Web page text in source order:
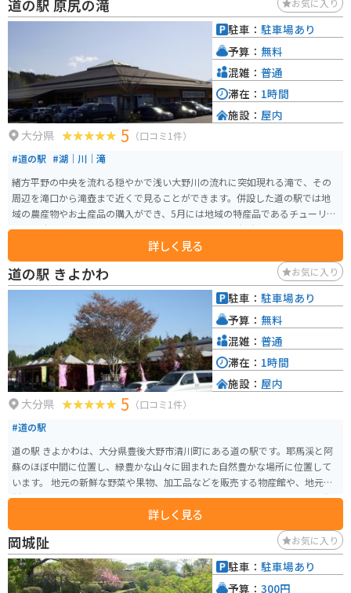
道の駅 原尻の滝 お気に入り
大分県 5 （口コミ1件）
#道の駅 #湖｜川｜滝
緒方平野の中央を流れる穏やかで浅い大野川の流れに突如現れる滝で、その
周辺を滝口から滝壺まで近くで見ることができます。併設した道の駅では地
域の農産物やお土産品の購入ができ、5月には地域の特産品であるチューリッ
プ30万本が植えられたチューリップフェスタで多くの観光客が訪れます。
詳しく見る
駐車： 駐車場あり
予算： 無料
混雑： 普通
滞在： 1時間
施設： 屋内
道の駅 きよかわ お気に入り
大分県 5 （口コミ1件）
#道の駅
道の駅 きよかわは、大分県豊後大野市清川町にある道の駅です。耶馬渓と阿
蘇のほぼ中間に位置し、緑豊かな山々に囲まれた自然豊かな場所に位置して
います。 地元の新鮮な野菜や果物、加工品などを販売する物産館や、地元食
材を使った料理を提供するレストランがあります。特におすすめは、豊後大
野市産の新鮮な野菜をふんだんに使った「だんご汁」です。 また、道の駅 き
よかわは、バイクツーリングの拠点としても人気があります。耶馬渓や阿蘇
など、周辺には風光明媚なツーリングスポットが多く、ライダーの休憩場所
として最適です。道の駅には、バイクスタンドや休憩スペースも完備されて
います。 周辺には、原尻の滝や沈堕の滝などの観光スポットがあります。道
詳しく見る
駐車： 駐車場あり
予算： 無料
混雑： 普通
滞在： 1時間
施設： 屋内
岡城阯 お気に入り
駐車： 駐車場あり
予算： 300円